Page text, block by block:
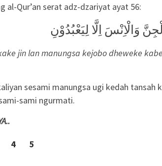
al-Qur’an serat adz-dzariyat ayat 56:
وَالْاِنْسَ اِلَّا لِيَعْبُدُوْنِ
jin lan manungsa kejobo dheweke
sesami manungsa ugi kedah tansah
sami ngurmati.
4 5